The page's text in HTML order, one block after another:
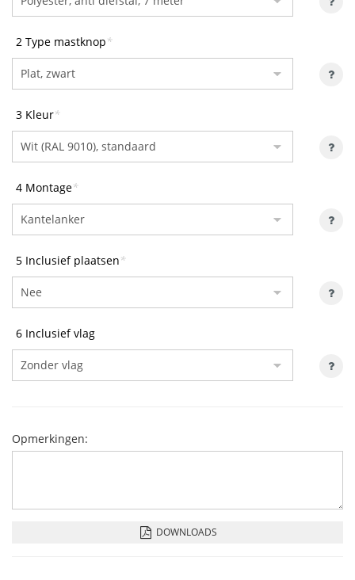
2 Type mastknop*
3 Kleur*
4 Montage*
5 Inclusief plaatsen*
6 Inclusief vlag
Opmerkingen:
DOWNLOADS